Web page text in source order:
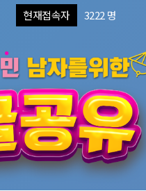
현재접속자 3222 명